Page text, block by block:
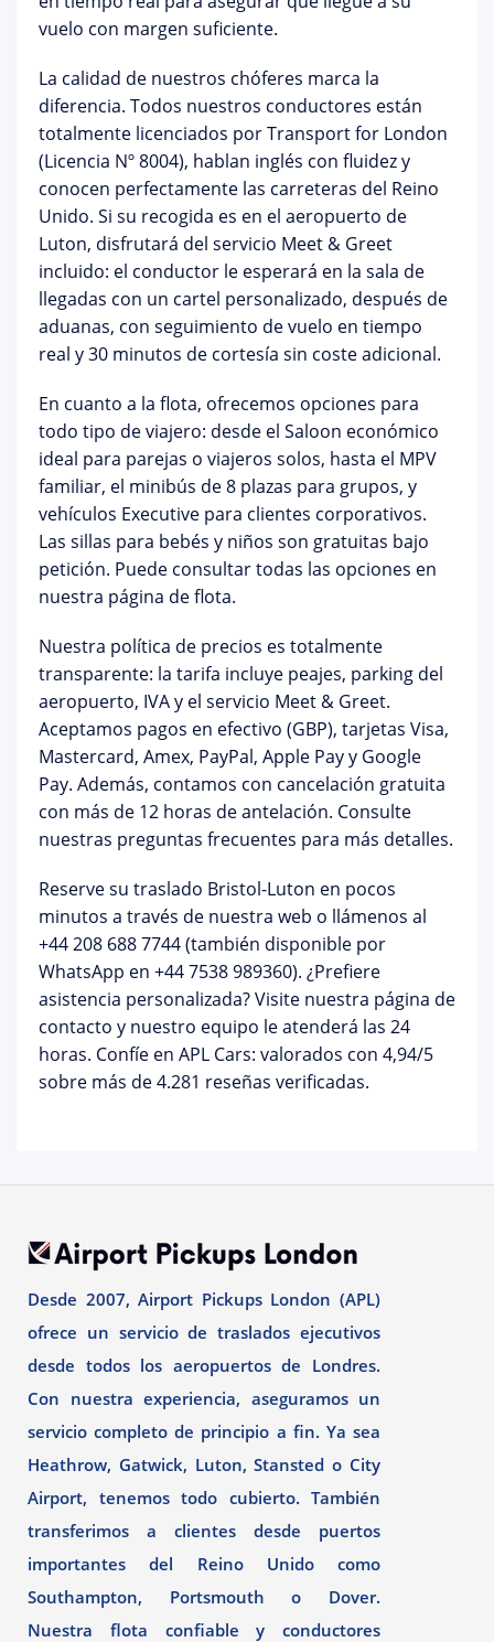
vuelo con margen suficiente.
La calidad de nuestros chóferes marca la
diferencia. Todos nuestros conductores están
totalmente licenciados por Transport for London
(Licencia Nº 8004), hablan inglés con fluidez y
conocen perfectamente las carreteras del Reino
Unido. Si su recogida es en el aeropuerto de
Luton, disfrutará del servicio Meet & Greet
incluido: el conductor le esperará en la sala de
llegadas con un cartel personalizado, después de
aduanas, con seguimiento de vuelo en tiempo
real y 30 minutos de cortesía sin coste adicional.
En cuanto a la flota, ofrecemos opciones para
todo tipo de viajero: desde el Saloon económico
ideal para parejas o viajeros solos, hasta el MPV
familiar, el minibús de 8 plazas para grupos, y
vehículos Executive para clientes corporativos.
Las sillas para bebés y niños son gratuitas bajo
petición. Puede consultar todas las opciones en
nuestra página de flota.
Nuestra política de precios es totalmente
transparente: la tarifa incluye peajes, parking del
aeropuerto, IVA y el servicio Meet & Greet.
Aceptamos pagos en efectivo (GBP), tarjetas Visa,
Mastercard, Amex, PayPal, Apple Pay y Google
Pay. Además, contamos con cancelación gratuita
con más de 12 horas de antelación. Consulte
nuestras preguntas frecuentes para más detalles.
Reserve su traslado Bristol-Luton en pocos
minutos a través de nuestra web o llámenos al
+44 208 688 7744(también disponible por
WhatsApp en +44 7538 989360). ¿Prefiere
asistencia personalizada? Visite nuestra página de
contacto y nuestro equipo le atenderá las 24
horas. Confíe en APL Cars: valorados con 4,94/5
sobre más de 4.281 reseñas verificadas.
Desde 2007, Airport Pickups London (APL)
ofrece un servicio de traslados ejecutivos
desde todos los aeropuertos de Londres.
Con nuestra experiencia, aseguramos un
servicio completo de principio a fin. Ya sea
Heathrow, Gatwick, Luton, Stansted o City
Airport, tenemos todo cubierto. También
transferimos a clientes desde puertos
importantes del Reino Unido como
Southampton, Portsmouth o Dover.
Nuestra flota confiable y conductores